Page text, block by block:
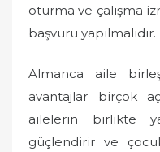
oturma ve çalışma
başvuru yapılmalıdır.
Almanca aile
avantajlar birçok
ailelerin birlikte
güçlendirir ve